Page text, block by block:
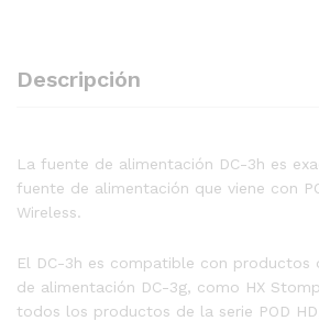
Descripción
La fuente de alimentación DC-3h es
fuente de alimentación que viene con
Wireless.
El DC-3h es compatible con productos
de alimentación DC-3g, como HX
todos los productos de la serie POD